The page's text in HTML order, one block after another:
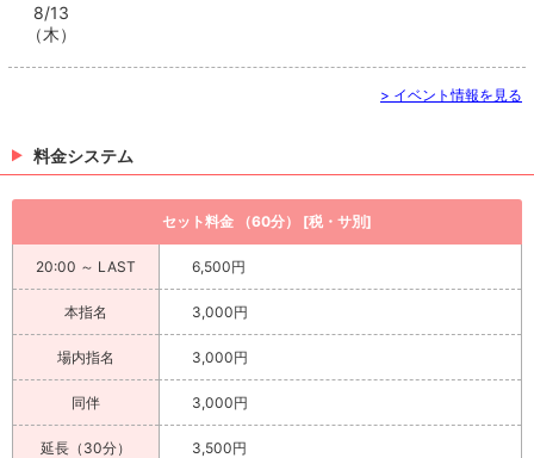
8/13
（木）
> イベント情報を見る
料金システム
セット料金 （60分） [税・サ別]
20:00 ～ LAST 6,500円
本指名 3,000円
場内指名 3,000円
同伴 3,000円
延長（30分） 3,500円